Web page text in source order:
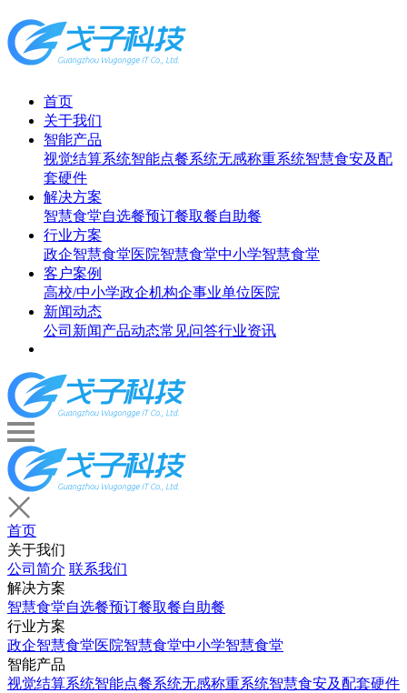
首页
关于我们
智能产品
视觉结算系统智能点餐系统无感称重系统智慧食安及配
套硬件
解决方案
智慧食堂自选餐预订餐取餐自助餐
行业方案
政企智慧食堂医院智慧食堂中小学智慧食堂
客户案例
高校/中小学政企机构企事业单位医院
新闻动态
公司新闻产品动态常见问答行业资讯
首页
关于我们
公司简介 联系我们
解决方案
智慧食堂自选餐预订餐取餐自助餐
行业方案
政企智慧食堂医院智慧食堂中小学智慧食堂
智能产品
视觉结算系统智能点餐系统无感称重系统智慧食安及配套硬件